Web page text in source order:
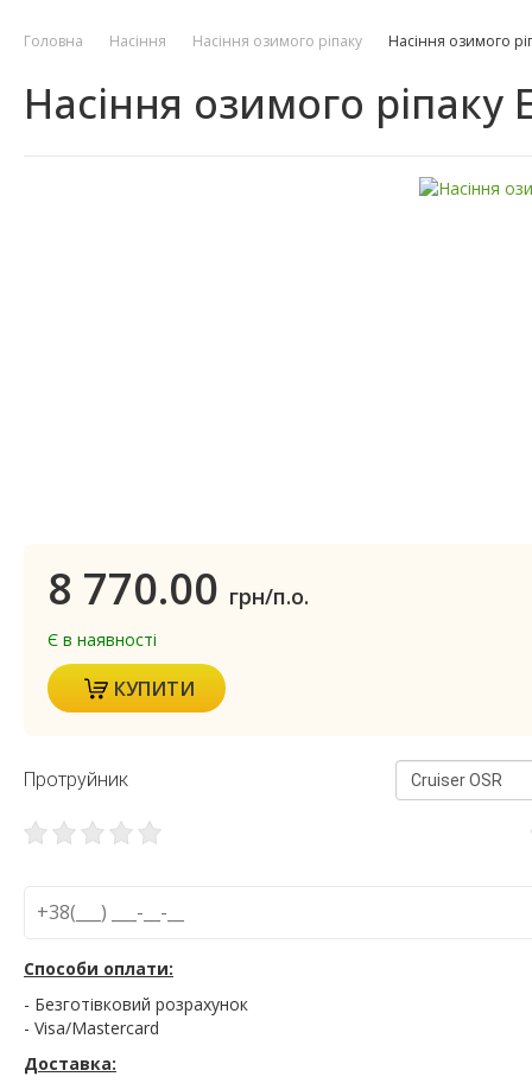
Головна Насіння Насіння озимого ріпаку Насіння озимого
Насіння озимого ріпаку
8 770.00 грн/п.о.
Є в наявності
КУПИТИ
Протруйник Cruiser OSR
Способи оплати:
- Безготівковий розрахунок
- Visa/Mastercard
Доставка: